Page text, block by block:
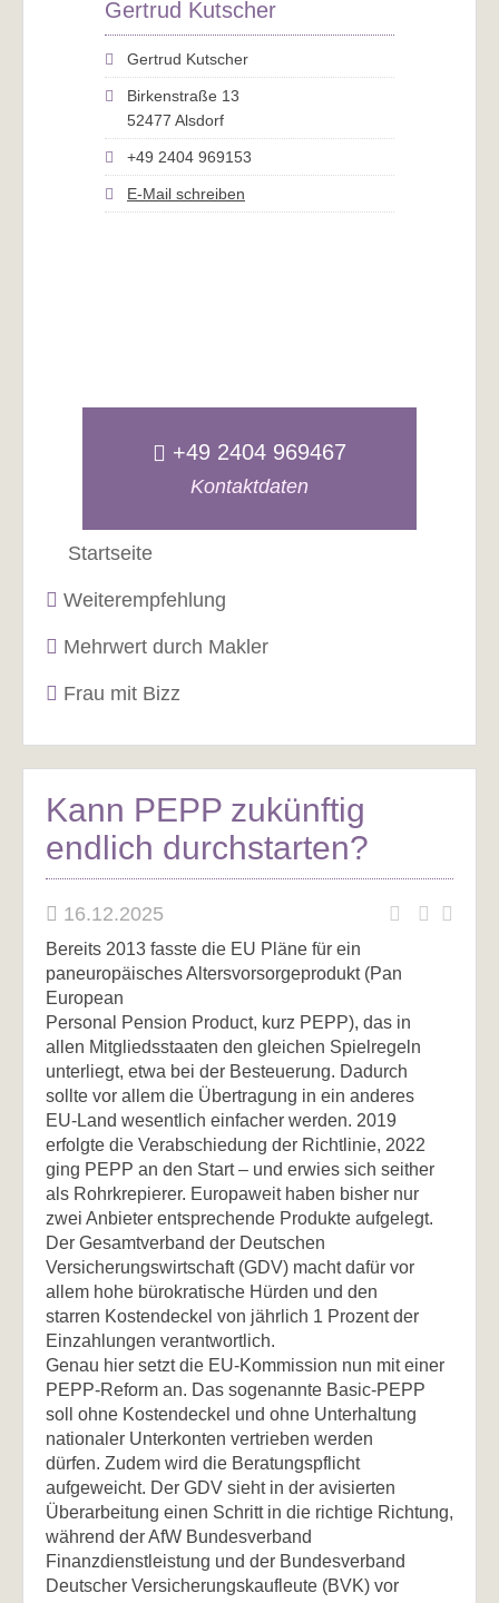
Gertrud Kutscher
Gertrud Kutscher
Birkenstraße 13
52477 Alsdorf
+49 2404 969153
E-Mail schreiben
+49 2404 969467
Kontaktdaten
Startseite
Weiterempfehlung
Mehrwert durch Makler
Frau mit Bizz
Kann PEPP zukünftig
endlich durchstarten?
16.12.2025
Bereits 2013 fasste die EU Pläne für ein
paneuropäisches Altersvorsorgeprodukt (Pan
European
Personal Pension Product, kurz PEPP), das in
allen Mitgliedsstaaten den gleichen Spielregeln
unterliegt, etwa bei der Besteuerung. Dadurch
sollte vor allem die Übertragung in ein anderes
EU-Land wesentlich einfacher werden. 2019
erfolgte die Verabschiedung der Richtlinie, 2022
ging PEPP an den Start – und erwies sich seither
als Rohrkrepierer. Europaweit haben bisher nur
zwei Anbieter entsprechende Produkte aufgelegt.
Der Gesamtverband der Deutschen
Versicherungswirtschaft (GDV) macht dafür vor
allem hohe bürokratische Hürden und den
starren Kostendeckel von jährlich 1 Prozent der
Einzahlungen verantwortlich.
Genau hier setzt die EU-Kommission nun mit einer
PEPP-Reform an. Das sogenannte Basic-PEPP
soll ohne Kostendeckel und ohne Unterhaltung
nationaler Unterkonten vertrieben werden
dürfen. Zudem wird die Beratungspflicht
aufgeweicht. Der GDV sieht in der avisierten
Überarbeitung einen Schritt in die richtige Richtung,
während der AfW Bundesverband
Finanzdienstleistung und der Bundesverband
Deutscher Versicherungskaufleute (BVK) vor